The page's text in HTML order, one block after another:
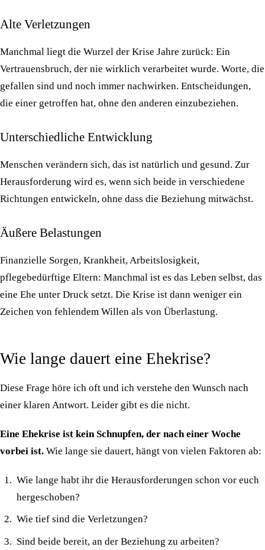
Alte Verletzungen
Manchmal liegt die Wurzel der Krise Jahre zurück: Ein
Vertrauensbruch, der nie wirklich verarbeitet wurde. Worte, die
gefallen sind und noch immer nachwirken. Entscheidungen,
die einer getroffen hat, ohne den anderen einzubeziehen.
Unterschiedliche Entwicklung
Menschen verändern sich, das ist natürlich und gesund. Zur
Herausforderung wird es, wenn sich beide in verschiedene
Richtungen entwickeln, ohne dass die Beziehung mitwächst.
Äußere Belastungen
Finanzielle Sorgen, Krankheit, Arbeitslosigkeit,
pflegebedürftige Eltern: Manchmal ist es das Leben selbst, das
eine Ehe unter Druck setzt. Die Krise ist dann weniger ein
Zeichen von fehlendem Willen als von Überlastung.
Wie lange dauert eine Ehekrise?
Diese Frage höre ich oft und ich verstehe den Wunsch nach
einer klaren Antwort. Leider gibt es die nicht.
Eine Ehekrise ist kein Schnupfen, der nach einer Woche
vorbei ist. Wie lange sie dauert, hängt von vielen Faktoren ab:
Wie lange habt ihr die Herausforderungen schon vor euch
hergeschoben?
Wie tief sind die Verletzungen?
Sind beide bereit, an der Beziehung zu arbeiten?